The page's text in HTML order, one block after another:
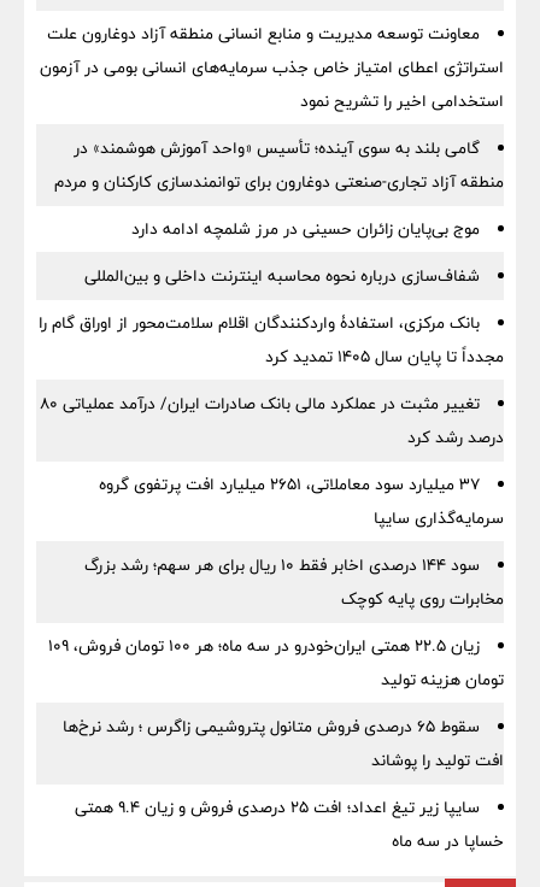
معاونت توسعه مدیریت و منابع انسانی منطقه آزاد دوغارون علت
استراتژی اعطای امتیاز خاص جذب سرمایه‌های انسانی بومی در آزمون
استخدامی اخیر را تشریح نمود
گامی بلند به سوی آینده؛ تأسیس «واحد آموزش هوشمند» در
منطقه آزاد تجاری-صنعتی دوغارون برای توانمندسازی کارکنان و مردم
موج بی‌پایان زائران حسینی در مرز شلمچه ادامه دارد
شفاف‌سازی درباره نحوه محاسبه اینترنت داخلی و بین‌المللی
بانک مرکزی، استفادۀ واردکنندگان اقلام سلامت‌محور از اوراق گام را
مجدداً تا پایان سال ۱۴۰۵ تمدید کرد
تغییر مثبت در عملکرد مالی بانک صادرات ایران/ درآمد عملیاتی 80
درصد رشد کرد
۳۷ میلیارد سود معاملاتی، ۲۶۵۱ میلیارد افت پرتفوی گروه
سرمایه‌گذاری سایپا
سود ۱۴۴ درصدی اخابر فقط ۱۰ ریال برای هر سهم؛ رشد بزرگ
مخابرات روی پایه کوچک
زیان ۲۲.۵ همتی ایران‌خودرو در سه ماه؛ هر ۱۰۰ تومان فروش، ۱۰۹
تومان هزینه تولید
سقوط ۶۵ درصدی فروش متانول پتروشیمی زاگرس ؛ رشد نرخ‌ها
افت تولید را پوشاند
سایپا زیر تیغ اعداد؛ افت ۲۵ درصدی فروش و زیان ۹.۴ همتی
خساپا در سه ماه